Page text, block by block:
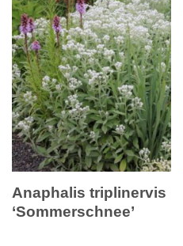
Anaphalis triplinervis
‘Sommerschnee’